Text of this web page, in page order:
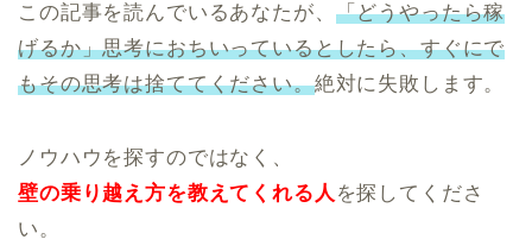
この記事を読んでいるあなたが、 「どうやったら稼
げるか」思考におちいっているとしたら、すぐにで
もその思考は捨ててください。絶対に失敗します。
ノウハウを探すのではなく、
壁の乗り越え方を教えてくれる人 を探してくださ
い。